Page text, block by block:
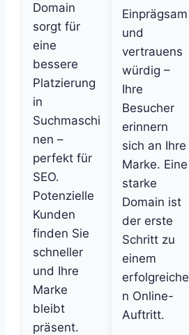
Domain
sorgt für
eine
bessere
Platzierung
in
Suchmaschi
nen –
perfekt für
SEO.
Potenzielle
Kunden
finden Sie
schneller
und Ihre
Marke
bleibt
präsent.
Einprägsam
und
vertrauens
würdig –
Ihre
Besucher
erinnern
sich an Ihre
Marke. Eine
starke
Domain ist
der erste
Schritt zu
einem
erfolgreiche
n Online-
Auftritt.